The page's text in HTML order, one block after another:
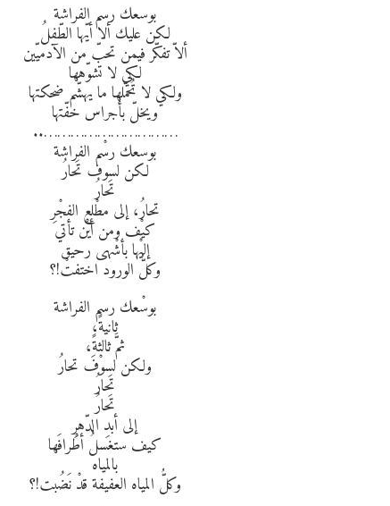
بوسعك رسم الفراشة
لكن عليك ألا أيّها الطّفلُ
ألاّ تفكّر فيمن تحبّ من الآدميّين
لكي لا تشوّهها
ولكي لا تُحمّلها ما يهشّم ضحكتها
ويخلّ بأجراس خفّتها
…………………………..
بوسعك رسْم الفراشة
لكن لسوف تَحارُ
تَحارُ
تحارُ، إلى مطْلع الفجْرِ
كيْف ومن أيْن تأتي
إليْها بأشْهى رحيق
وكلُّ الورود اختفتْ!؟
بوسْعك رسم الفراشة
ثانيةً،
ثمَّ ثالثةً،
ولكن لسوْفَ تحارُ
تَحارُ
تَحارُ
إلى أبدِ الدّهرِ
كيف ستغسلُ أطْرافَها
بالمياه
وكلُّ المياه العفيفة قدْ نَضُبت!؟